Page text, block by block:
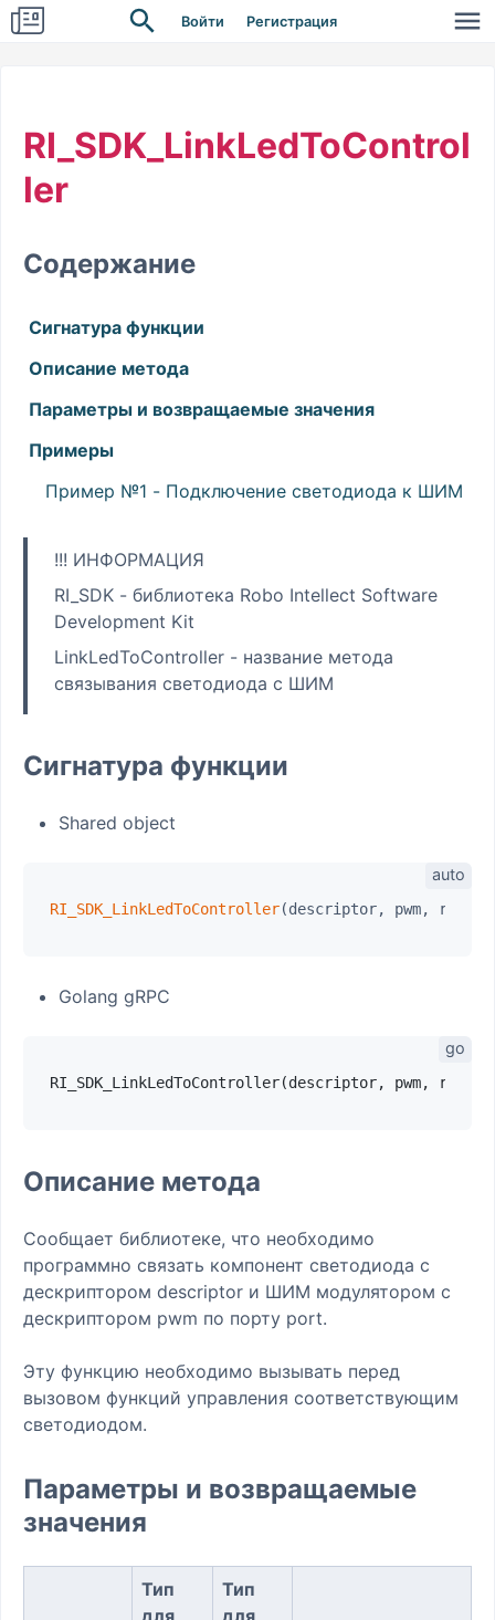
Войти Регистрация
RI_SDK_LinkLedToControl
ler
Содержание
Сигнатура функции
Описание метода
Параметры и возвращаемые значения
Примеры
Пример №1 - Подключение светодиода к ШИМ
!!! ИНФОРМАЦИЯ
RI_SDK - библиотека Robo Intellect Software
Development Kit
LinkLedToController - название метода
связывания светодиода с ШИМ
Сигнатура функции
Shared object
RI_SDK_LinkLedToController
Golang gRPC
RI_SDK_LinkLedToController(descriptor, pwm,
Описание метода
Сообщает библиотеке, что необходимо
программно связать компонент светодиода с
дескриптором descriptor и ШИМ модулятором с
дескриптором pwm по порту port.
Эту функцию необходимо вызывать перед
вызовом функций управления соответствующим
светодиодом.
Параметры и возвращаемые
значения
Тип
для
Тип
для